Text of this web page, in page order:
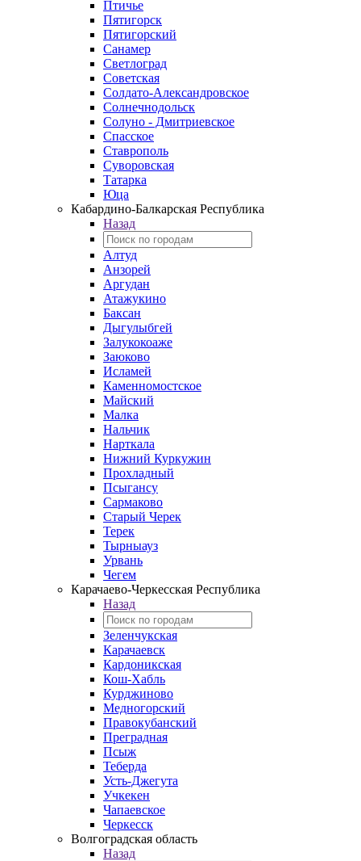
Птичье
Пятигорск
Пятигорский
Санамер
Светлоград
Советская
Солдато-Александровское
Солнечнодольск
Солуно - Дмитриевское
Спасское
Ставрополь
Суворовская
Татарка
Юца
Кабардино‑Балкарская Республика
Назад
Алтуд
Анзорей
Аргудан
Атажукино
Баксан
Дыгулыбгей
Залукокоаже
Заюково
Исламей
Каменномостское
Майский
Малка
Нальчик
Нарткала
Нижний Куркужин
Прохладный
Псыгансу
Сармаково
Старый Черек
Терек
Тырныауз
Урвань
Чегем
Карачаево-Черкесская Республика
Назад
Зеленчукская
Карачаевск
Кардоникская
Кош-Хабль
Курджиново
Медногорский
Правокубанский
Преградная
Псыж
Теберда
Усть-Джегута
Учкекен
Чапаевское
Черкесск
Волгоградская область
Назад